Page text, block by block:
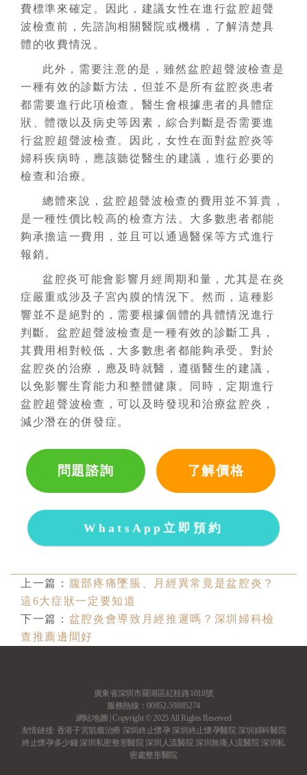
費標準來確定。因此，建議女性在進行盆腔超聲
波檢查前，先諮詢相關醫院或機構，了解清楚具
體的收費情況。
此外，需要注意的是，雖然盆腔超聲波檢查是
一種有效的診斷方法，但並不是所有盆腔炎患者
都需要進行此項檢查。醫生會根據患者的具體症
狀、體徵以及病史等因素，綜合判斷是否需要進
行盆腔超聲波檢查。因此，女性在面對盆腔炎等
婦科疾病時，應該聽從醫生的建議，進行必要的
檢查和治療。
總體來說，盆腔超聲波檢查的費用並不算貴，
是一種性價比較高的檢查方法。大多數患者都能
夠承擔這一費用，並且可以通過醫保等方式進行
報銷。
盆腔炎可能會影響月經周期和量，尤其是在炎
症嚴重或涉及子宮內膜的情況下。然而，這種影
響並不是絕對的，需要根據個體的具體情況進行
判斷。盆腔超聲波檢查是一種有效的診斷工具，
其費用相對較低，大多數患者都能夠承受。對於
盆腔炎的治療，應及時就醫，遵循醫生的建議，
以免影響生育能力和整體健康。同時，定期進行
盆腔超聲波檢查，可以及時發現和治療盆腔炎，
減少潛在的併發症。
問題諮詢 了解價格
WhatsApp立即預約
上一篇：
腹部疼痛墜脹、月經異常竟是盆腔炎？
這6大症狀一定要知道
下一篇： 盆腔炎會導致月經推遲嗎？深圳婦科檢
查推薦邊間好
廣東省深圳市羅湖區紅桂路1018號
服務熱線：00852-59885274
網站地圖 | Copyright © 2025 All Rights Reserved
友情鏈接: 香港子宮肌瘤治療 深圳終止懷孕深圳終止懷孕醫院深圳婦科醫院
終止懷孕多少錢深圳私密整形醫院深圳人流醫院深圳無痛人流醫院深圳私
密處整形醫院